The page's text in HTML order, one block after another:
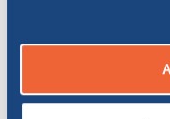
Come posso
assistenza?